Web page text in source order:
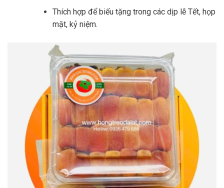
Thích hợp để biếu tặng trong các dịp lễ Tết, họp
mặt, kỷ niệm.